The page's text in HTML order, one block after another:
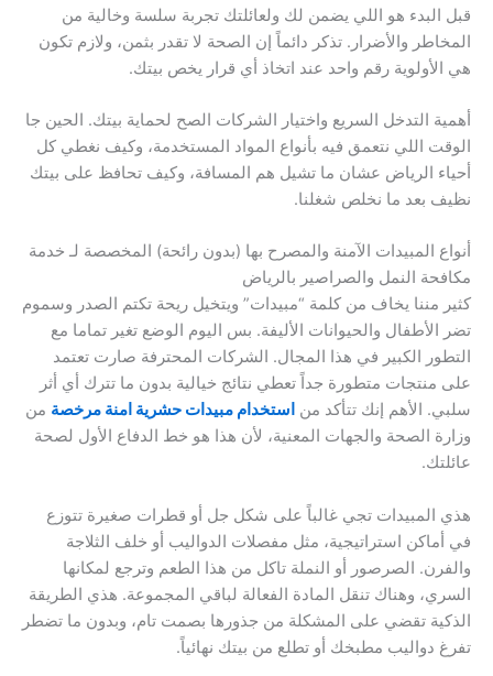
قبل البدء هو اللي يضمن لك ولعائلتك تجربة سلسة وخالية من
المخاطر والأضرار. تذكر دائماً إن الصحة لا تقدر بثمن، ولازم تكون
هي الأولوية رقم واحد عند اتخاذ أي قرار يخص بيتك.
أهمية التدخل السريع واختيار الشركات الصح لحماية بيتك. الحين جا
الوقت اللي نتعمق فيه بأنواع المواد المستخدمة، وكيف نغطي كل
أحياء الرياض عشان ما تشيل هم المسافة، وكيف تحافظ على بيتك
نظيف بعد ما نخلص شغلنا.
أنواع المبيدات الآمنة والمصرح بها (بدون رائحة) المخصصة لـ خدمة
مكافحة النمل والصراصير بالرياض
كثير مننا يخاف من كلمة “مبيدات” ويتخيل ريحة تكتم الصدر وسموم
تضر الأطفال والحيوانات الأليفة. بس اليوم الوضع تغير تماما مع
التطور الكبير في هذا المجال. الشركات المحترفة صارت تعتمد
على منتجات متطورة جداً تعطي نتائج خيالية بدون ما تترك أي أثر
سلبي. الأهم إنك تتأكد من استخدام مبيدات حشرية امنة مرخصة من
وزارة الصحة والجهات المعنية، لأن هذا هو خط الدفاع الأول لصحة
عائلتك.
هذي المبيدات تجي غالباً على شكل جل أو قطرات صغيرة تتوزع
في أماكن استراتيجية، مثل مفصلات الدواليب أو خلف الثلاجة
والفرن. الصرصور أو النملة تاكل من هذا الطعم وترجع لمكانها
السري، وهناك تنقل المادة الفعالة لباقي المجموعة. هذي الطريقة
الذكية تقضي على المشكلة من جذورها بصمت تام، وبدون ما تضطر
تفرغ دواليب مطبخك أو تطلع من بيتك نهائياً.